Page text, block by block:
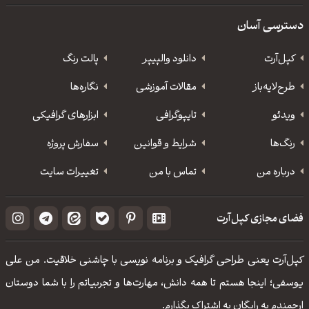
دسترسی آسان
کپل‌آرت دانلود‌ والپیپر
پالت رنگ
طرح‌لایه‌باز
مقالات آموزشی
نگاره‌ها
ویدئو
‌تایپوگرافی
ابزارهای گرافیکی
رنگ‌ها
شرایط و قوانین
سفارش پروژه
درباره من
تماس با من تغییرات سایت
فضای مجازی کپل‌آرت
کپل‌آرت یعنی طراحی گرافیک و برنامه نویسی با چاشنی خلاقیت. من علی
یوسفی؛ اینجا هستم تا همه دانش، مهارت‌‌ها و تجربیاتم را با شما دوستان